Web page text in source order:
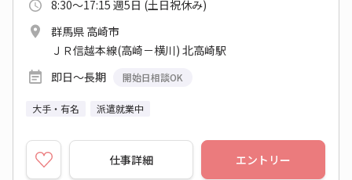
8:30～17:15 週5日 (土日祝休み)
群馬県 高崎市
ＪＲ信越本線(高崎－横川) 北高崎駅
即日～長期
開始日相談OK
大手・有名 派遣就業中
仕事詳細 エントリー